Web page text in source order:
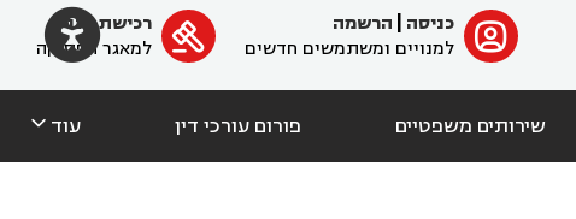
 ﱐ כניסה
הרשמה
למנויים ומשתמשים חדשים

רכישת מנוי
למאגר הפסיקה
שירותים משפטיים פורום עורכי דין עוד 